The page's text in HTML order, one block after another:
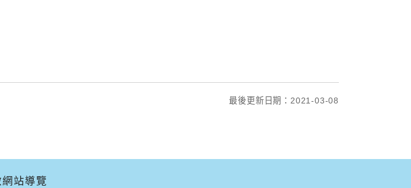
最後更新日期：2021-03-08
網站導覽